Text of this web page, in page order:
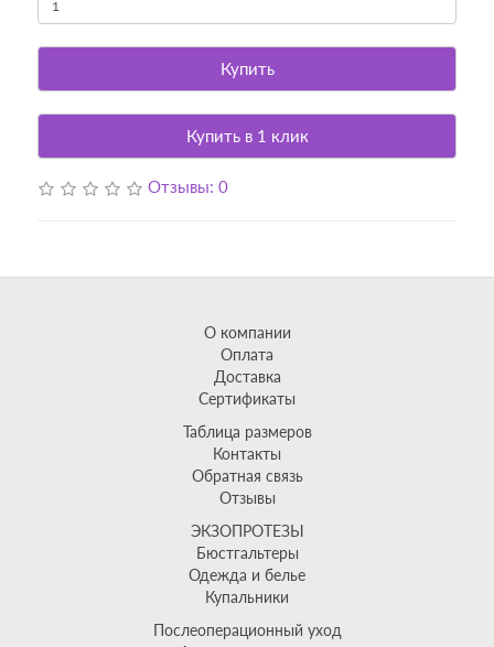
Купить
Купить в 1 клик
Отзывы: 0
О компании
Оплата
Доставка
Сертификаты
Таблица размеров
Контакты
Обратная связь
Отзывы
ЭКЗОПРОТЕЗЫ
Бюстгальтеры
Одежда и белье
Купальники
Послеоперационный уход